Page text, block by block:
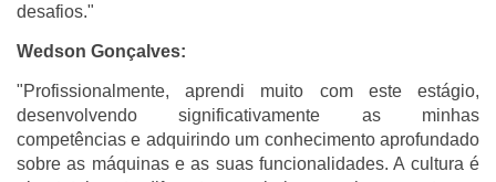
desafios."
Wedson Gonçalves:
"Profissionalmente, aprendi muito com este estágio,
desenvolvendo significativamente as minhas
competências e adquirindo um conhecimento aprofundado
sobre as máquinas e as suas funcionalidades. A cultura é